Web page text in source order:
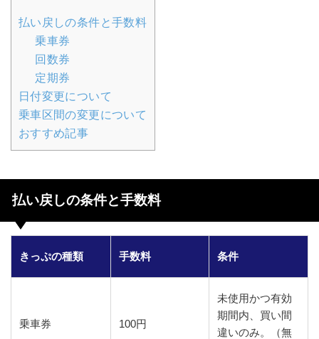
払い戻しの条件と手数料
乗車券
回数券
定期券
日付変更について
乗車区間の変更について
おすすめ記事
払い戻しの条件と手数料
きっぷの種類 手数料 条件
乗車券 100円
未使用かつ有効
期間内、買い間
違いのみ。（無